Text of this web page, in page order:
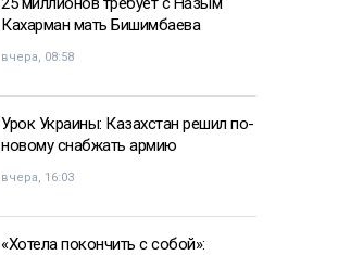
Кахарман мать Бишимбаева
вчера, 08:58
Урок Украины: Казахстан решил по-
новому снабжать армию
вчера, 16:03
«Хотела покончить с собой»: